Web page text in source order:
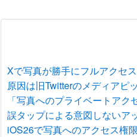
Xで写真が勝手にフルアクセ
原因は旧Twitterのメディアピ
「写真へのプライベートア
誤タップによる意図しないア
iOS26で写真へのアクセス権